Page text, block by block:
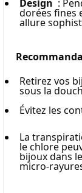
Design :
dorées fines
allure
Retirez vos
sous la
Évitez les
La
le chlore
bijoux dans
micro-